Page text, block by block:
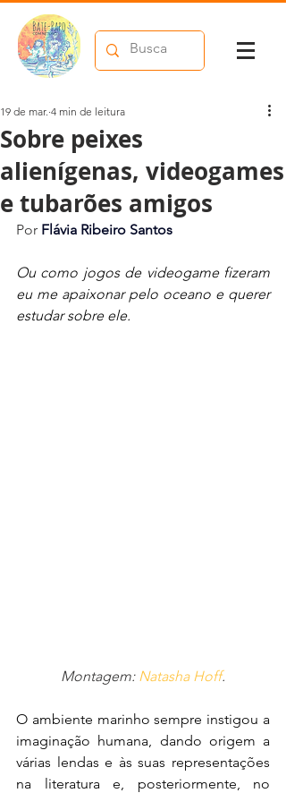
Sobre peixes
alienígenas, videogames
e tubarões amigos
19 de mar. 4 min de leitura
Por Flávia Ribeiro Santos
Ou como jogos de videogame fizeram
eu me apaixonar pelo oceano e querer
estudar sobre ele.
Montagem: Natasha Hoff.
O ambiente marinho sempre instigou a
imaginação humana, dando origem a
várias lendas e às suas representações
na literatura e, posteriormente, no